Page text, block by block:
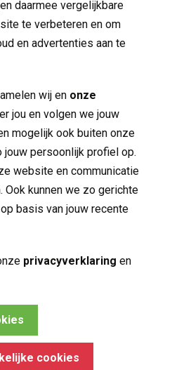
daarmee vergelijkbare
te verbeteren en om
en advertenties aan te
wij en onze
jou en volgen we jouw
mogelijk ook buiten onze
persoonlijk profiel op.
website en communicatie
Ook kunnen we zo gerichte
basis van jouw recente
privacyverklaring en
conform de wet niet worden
cookies